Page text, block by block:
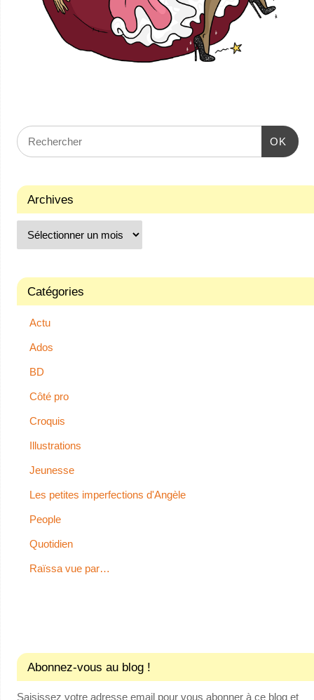
OK
Archives
Catégories
Actu
Ados
BD
Côté pro
Croquis
Illustrations
Jeunesse
Les petites imperfections d'Angèle
People
Quotidien
Raïssa vue par…
Abonnez-vous au blog !
Saisissez votre adresse email pour vous abonner à ce blog et